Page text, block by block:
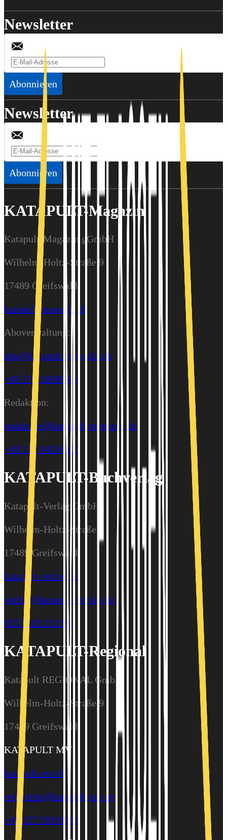
Newsletter
Abonnieren
Newsletter
Abonnieren
KATAPULT-Magazin
Katapult-Magazin gGmbH
Wilhelm-Holtz-Straße 9
17489 Greifswald
katapult-magazin.de
Aboverwaltung:
abo@katapult-magazin.de
+49 176 56998944
Redaktion:
redaktion@katapult-magazin.de
+49 152 04256363
KATAPULT-Buchverlag
Katapult-Verlag GmbH
Wilhelm-Holtz-Straße 9
17489 Greifswald
katapult-verlag.de
verlag@katapult-verlag.de
0157 805 113 95
KATAPULT-Regional
Katapult REGIONAL GmbH
Wilhelm-Holtz-Straße 9
17489 Greifswald
KATAPULT MV
katapult-mv.de
redaktion@katapult-mv.de
+49 157 39101609